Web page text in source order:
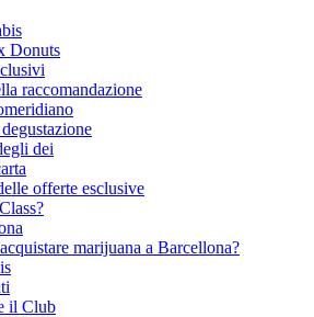
Donuts
raccomandazione
dei
offerte esclusive
marijuana a Barcellona?
il Club